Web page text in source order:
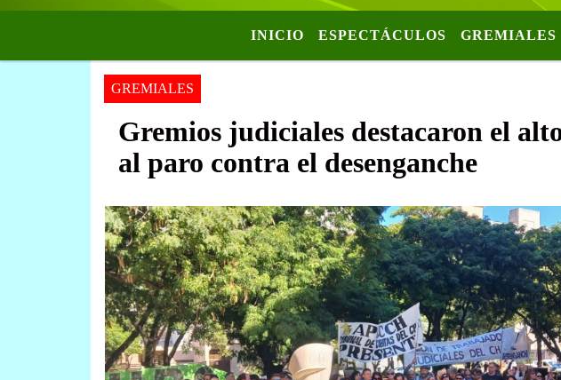
INICIO ESPECTÁCULOS GREMIALES
GREMIALES
Gremios judiciales destacaron el
al paro contra el desenganche